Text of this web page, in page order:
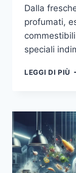
Dalla
profumati,
speciali
LEGGI DI PIÙ